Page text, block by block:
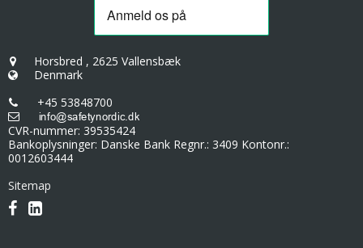
Horsbred , 2625 Vallensbæk
Denmark
+45 53848700
CVR-nummer: 39535424
Bankoplysninger: Danske Bank Regnr.: 3409 Kontonr.:
0012603444
Sitemap